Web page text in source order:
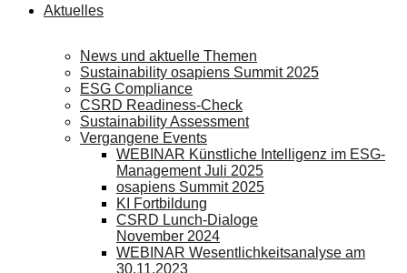
Aktuelles
News und aktuelle Themen
Sustainability osapiens Summit 2025
ESG Compliance
CSRD Readiness-Check
Sustainability Assessment
Vergangene Events
WEBINAR Künstliche Intelligenz im ESG-
Management Juli 2025
osapiens Summit 2025
KI Fortbildung
CSRD Lunch-Dialoge
November 2024
WEBINAR Wesentlichkeitsanalyse am
30.11.2023